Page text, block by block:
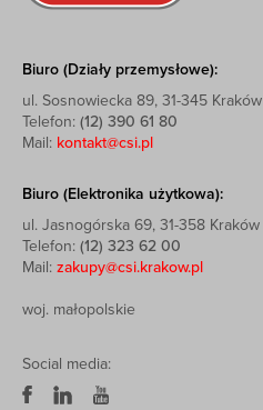
Biuro (Działy przemysłowe):
ul. Sosnowiecka 89, 31-345 Kraków
Telefon: (12) 390 61 80
Mail: kontakt@csi.pl
Biuro (Elektronika użytkowa):
ul. Jasnogórska 69, 31-358 Kraków
Telefon: (12) 323 62 00
Mail: zakupy@csi.krakow.pl
woj. małopolskie
Social media: